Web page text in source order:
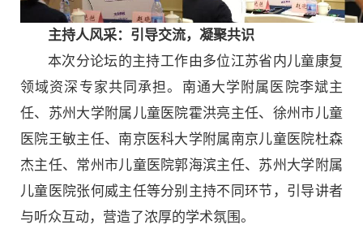
主持人风采：引导交流，凝聚共识
本次分论坛的主持工作由多位江苏省内儿童康复
领域资深专家共同承担。南通大学附属医院李斌主
任、苏州大学附属儿童医院霍洪亮主任、徐州市儿童
医院王敏主任、南京医科大学附属南京儿童医院杜森
杰主任、常州市儿童医院郭海滨主任、苏州大学附属
儿童医院张何威主任等分别主持不同环节，引导讲者
与听众互动，营造了浓厚的学术氛围。